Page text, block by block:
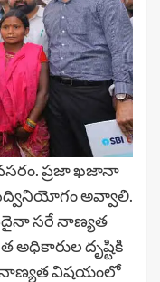
ప్రజా ఖజానా
సద్వినియోగం అవ్వాలి.
ఏదైనా సరే నాణ్యత
దృష్టికి
నాణ్యత విషయంలో